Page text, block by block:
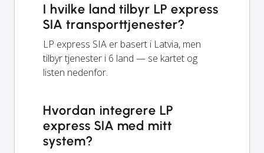
I hvilke land tilbyr LP express
SIA transporttjenester?
LP express SIA er basert i Latvia, men
tilbyr tjenester i 6 land — se kartet og
listen nedenfor.
Hvordan integrere LP
express SIA med mitt
system?